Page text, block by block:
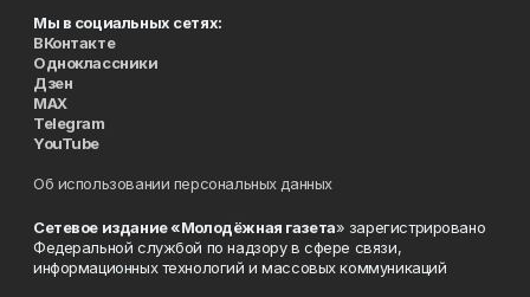
Мы в социальных сетях:
ВКонтакте
Одноклассники
Дзен
MAX
Telegram
YouTube
Об использовании персональных данных
Сетевое издание «Молодёжная газета» зарегистрировано
Федеральной службой по надзору в сфере связи,
информационных технологий и массовых коммуникаций